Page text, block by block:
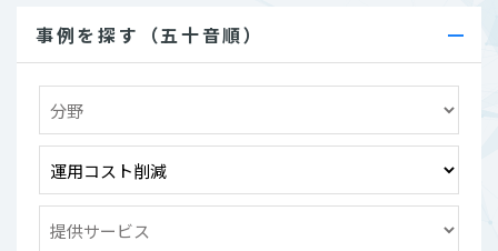
事例を探す（五十音順）